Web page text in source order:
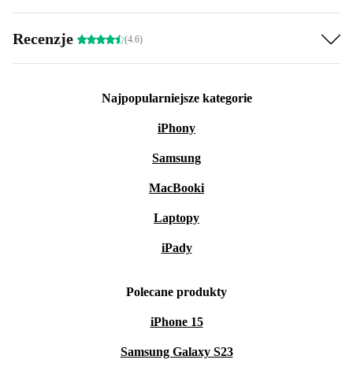
Recenzje (4.6)
Najpopularniejsze kategorie
iPhony
Samsung
MacBooki
Laptopy
iPady
Polecane produkty
iPhone 15
Samsung Galaxy S23